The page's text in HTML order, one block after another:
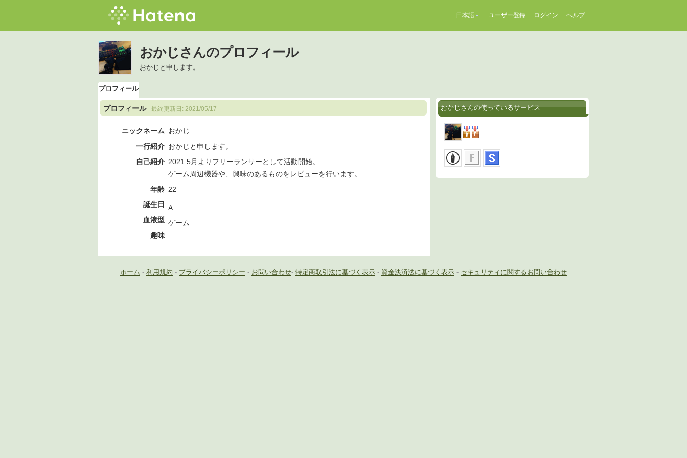
日本語 ユーザー登録 ログイン ヘルプ
おかじさんのプロフィール
おかじと申します。
プロフィール
プロフィール 最終更新日: 2021/05/17
ニックネーム おかじ
一行紹介 おかじと申します。
自己紹介 2021.5月よりフリーランサーとして活動開始。
ゲーム周辺機器や、興味のあるものをレビューを行います。
年齢 22
誕生日
血液型
A
趣味
ゲーム
おかじさんの使っているサービス
ホーム - 利用規約 - プライバシーポリシー - お問い合わせ- 特定商取引法に基づく表示 - 資金決済法に基づく表示 - セキュリティに関するお問い合わせ